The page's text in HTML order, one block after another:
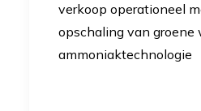
verkoop operationeel
opschaling van groene
ammoniaktechnologie